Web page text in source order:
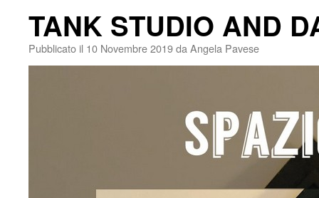
TANK STUDIO AND
Pubblicato il 10 Novembre 2019da Angela Pavese